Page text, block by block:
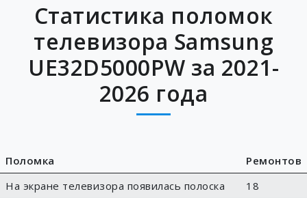
Статистика поломок
телевизора Samsung
UE32D5000PW за 2021-
2026 года
Поломка
Ремонтов
На экране телевизора появилась полоска
18